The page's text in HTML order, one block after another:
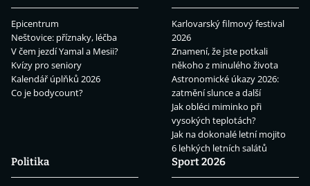
Epicentrum
Neštovice: příznaky, léčba
V čem jezdí Yamal a Mesii?
Kvízy pro seniory
Kalendář úplňků 2026
Co je bodycount?
Karlovarský filmový festival
2026
Znamení, že jste potkali
někoho z minulého života
Astronomické úkazy 2026:
zatmění slunce a další
Jak obléci miminko při
vysokých teplotách?
Jak na dokonalé letní mojito
6 lehkých letních salátů
Politika
Sport 2026